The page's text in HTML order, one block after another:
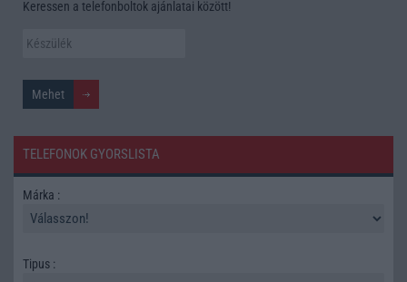
Keressen a telefonboltok ajánlatai között!
TELEFONOK GYORSLISTA
Márka :
Tipus :